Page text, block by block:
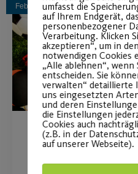
Feb.
Sport als Teil
nicht des
umfasst die
auf Ihrem Endgerät,
personenbezogener
Verarbeitung. Klicken
akzeptieren“, um in
notwendigen Cookies
„Alle ablehnen“, wenn
entscheiden. Sie
verwalten“ detaillierte
uns eingesetzten
und deren
die Einstellungen
Cookies auch
(z.B. in der
auf unserer Webseite).